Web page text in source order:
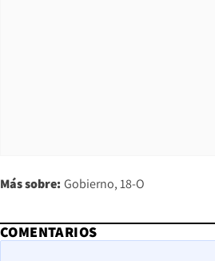
Más sobre: Gobierno 18-O
COMENTARIOS